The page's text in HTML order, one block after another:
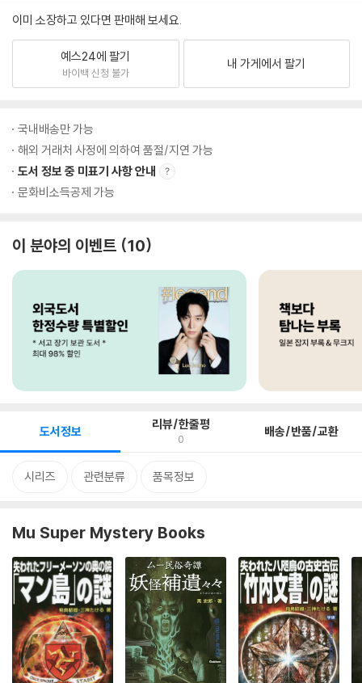
이미 소장하고 있다면 판매해 보세요.
예스24에 팔기
바이백 신청 불가
내 가게에서 팔기
국내배송만 가능
해외 거래처 사정에 의하여 품절/지연 가능
도서 정보 중 미표기 사항 안내
문화비소득공제 가능
이 분야의 이벤트 10
도서정보 리뷰/한줄평
0 배송/반품/교환
시리즈 관련분류 품목정보
Mu Super Mystery Books